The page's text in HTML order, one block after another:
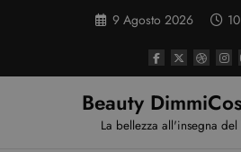
9 Agosto 2026
Beauty
La bellezza all'insegna